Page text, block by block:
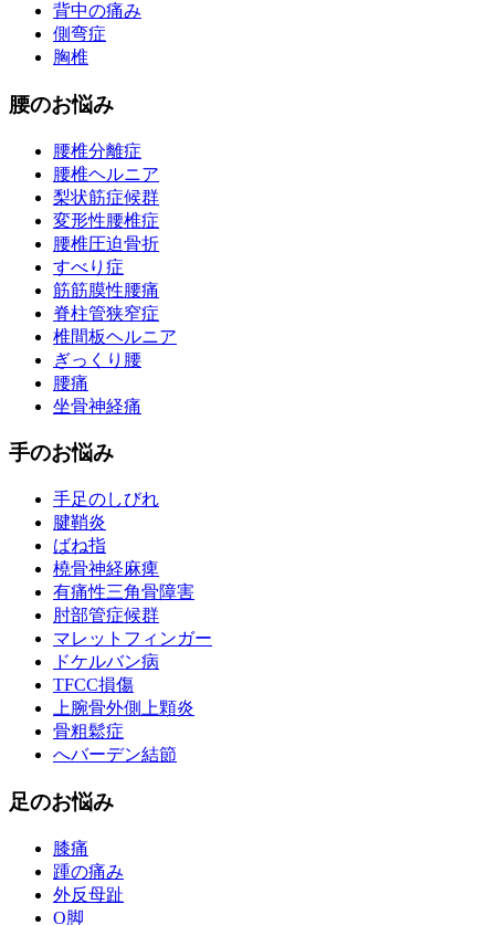
背中の痛み
側弯症
胸椎
腰のお悩み
腰椎分離症
腰椎ヘルニア
梨状筋症候群
変形性腰椎症
腰椎圧迫骨折
すべり症
筋筋膜性腰痛
脊柱管狭窄症
椎間板ヘルニア
ぎっくり腰
腰痛
坐骨神経痛
手のお悩み
手足のしびれ
腱鞘炎
ばね指
橈骨神経麻痺
有痛性三角骨障害
肘部管症候群
マレットフィンガー
ドケルバン病
TFCC損傷
上腕骨外側上顆炎
骨粗鬆症
へバーデン結節
足のお悩み
膝痛
踵の痛み
外反母趾
О脚